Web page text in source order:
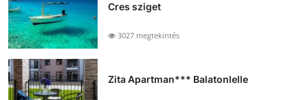
Cres sziget
3027 megtekintés
Zita Apartman*** Balatonlelle